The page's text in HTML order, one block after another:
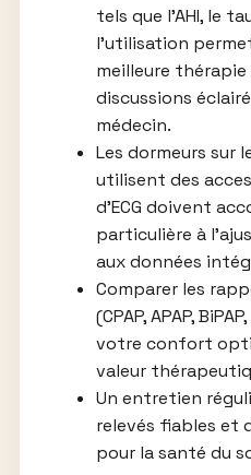
tels que l’AHI, le
l’utilisation
meilleure
discussions
médecin.
Les dormeurs sur
utilisent des
d’ECG doivent
particulière à
aux données
Comparer les
(CPAP, APAP,
votre confort
valeur
Un entretien
relevés fiables et
pour la santé du